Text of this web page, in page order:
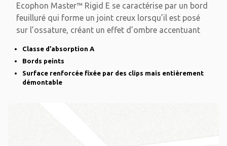
Ecophon Master™ Rigid E se caractérise par un bord
feuilluré qui forme un joint creux lorsqu’il est posé
sur l’ossature, créant un effet d’ombre accentuant
Classe d’absorption A
Bords peints
Surface renforcée fixée par des clips mais entièrement
démontable